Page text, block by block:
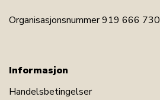
Organisasjonsnummer 919 666 730
Informasjon
Handelsbetingelser